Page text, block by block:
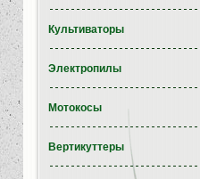
Культиваторы
Электропилы
Мотокосы
Вертикуттеры